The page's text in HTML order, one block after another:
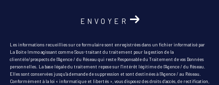
ENVOYER
Les informations recueillies sur ce formulaire sont enregistrées dans un fichier informatisé par
La Boite Immo agissant comme Sous-traitant du traitement pour la gestion de la
clientèle/prospects de l'Agence / du Réseau qui reste Responsable du Traitement de vos Données
personnelles. La base légale du traitement repose sur l'intérêt légitime de l'Agence / du Réseau.
Elles sont conservées jusqu'à demande de suppression et sont destinées à l'Agence / au Réseau.
Conformément à la loi « informatique et libertés », vous disposez des droits d’accès, de rectification,